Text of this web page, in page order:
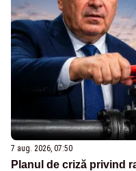
7 aug. 2026, 07:50
Planul de criză privind